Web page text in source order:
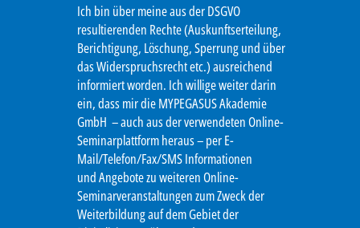
Ich bin über meine aus der DSGVO
resultierenden Rechte (Auskunftserteilung,
Berichtigung, Löschung, Sperrung und über
das Widerspruchsrecht etc.) ausreichend
informiert worden. Ich willige weiter darin
ein, dass mir die MYPEGASUS Akademie
GmbH – auch aus der verwendeten Online-
Seminarplattform heraus – per E-
Mail/Telefon/Fax/SMS Informationen
und Angebote zu weiteren Online-
Seminarveranstaltungen zum Zweck der
Weiterbildung auf dem Gebiet der